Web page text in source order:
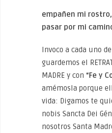
empañen mi
pasar por mi
Invoco a cada uno
guardemos el
MADRE y con “Fe y
amémosla porque
vida: Digamos te
nobis Sancta Dei
nosotros Santa